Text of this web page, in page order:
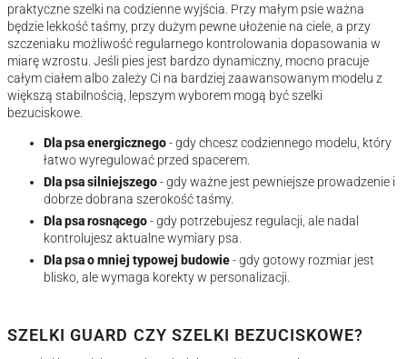
praktyczne szelki na codzienne wyjścia. Przy małym psie ważna
będzie lekkość taśmy, przy dużym pewne ułożenie na ciele, a przy
szczeniaku możliwość regularnego kontrolowania dopasowania w
miarę wzrostu. Jeśli pies jest bardzo dynamiczny, mocno pracuje
całym ciałem albo zależy Ci na bardziej zaawansowanym modelu z
większą stabilnością, lepszym wyborem mogą być szelki
bezuciskowe.
Dla psa energicznego- gdy chcesz codziennego modelu, który
łatwo wyregulować przed spacerem.
Dla psa silniejszego- gdy ważne jest pewniejsze prowadzenie i
dobrze dobrana szerokość taśmy.
Dla psa rosnącego- gdy potrzebujesz regulacji, ale nadal
kontrolujesz aktualne wymiary psa.
Dla psa o mniej typowej budowie- gdy gotowy rozmiar jest
blisko, ale wymaga korekty w personalizacji.
SZELKI GUARD CZY SZELKI BEZUCISKOWE?